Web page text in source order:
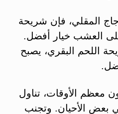
المقلي، فإن شريحة
العشب خيار أفضل.
اللحم البقري، يصبح
معظم الأوقات، تناول
بعض الأحيان. وتجنب